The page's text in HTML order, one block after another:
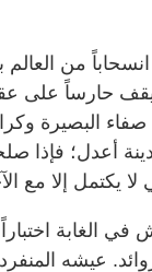
العزلة ليست
يقف حارساً على
البصيرة
أعدل؛
يكتمل إلا مع
العيش في الغابة
عيشه